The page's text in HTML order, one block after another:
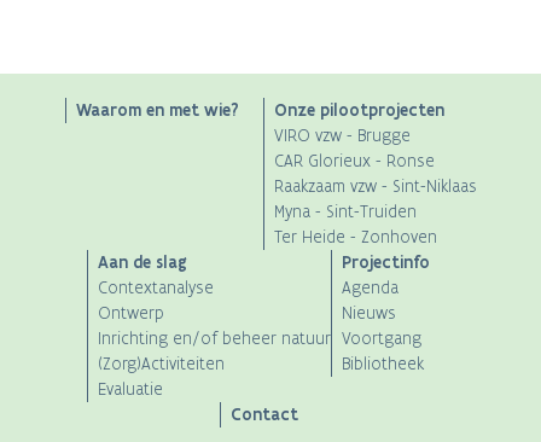
MainWaarom en met wie? Onze pilootprojecten
VIRO vzw - Brugge
CAR Glorieux - Ronse
Raakzaam vzw - Sint-Niklaas
Myna - Sint-Truiden
Ter Heide - Zonhoven
Aan de slag
Contextanalyse
Ontwerp
Inrichting en/of beheer natuur
(Zorg)Activiteiten
Evaluatie
Projectinfo
Agenda
Nieuws
Voortgang
Bibliotheek
Contact